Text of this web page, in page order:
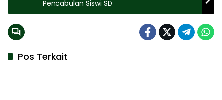
Pencabulan Siswi SD
Pos Terkait